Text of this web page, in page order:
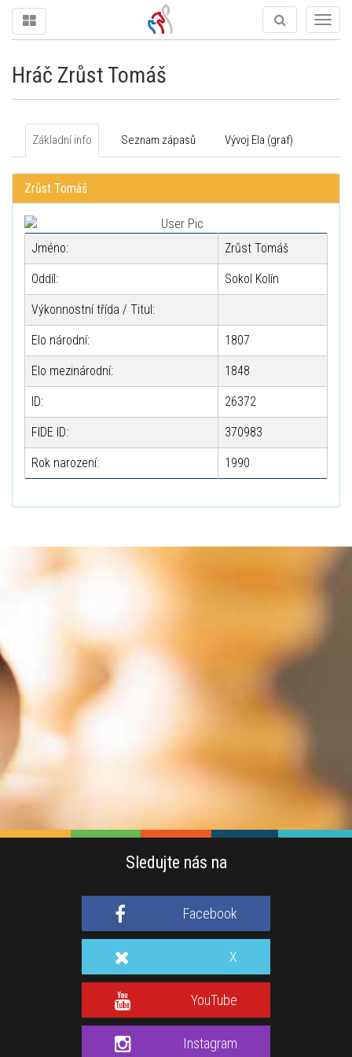
Hráč Zrůst Tomáš
Základní info Seznam zápasů Vývoj Ela (graf)
Zrůst Tomáš
Jméno: Zrůst Tomáš
Oddíl: Sokol Kolín
Výkonnostní třída / Titul:
Elo národní: 1807
Elo mezinárodní: 1848
ID: 26372
FIDE ID: 370983
Rok narození: 1990
Sledujte nás na
Facebook
X
YouTube
Instagram